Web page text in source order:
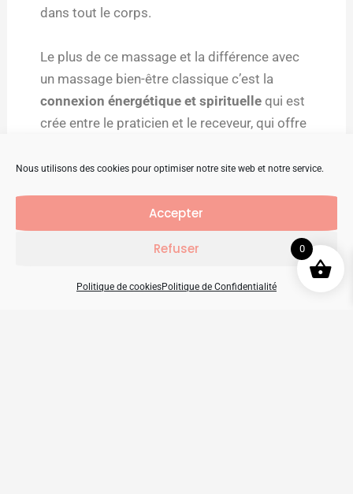
Nous utilisons des cookies pour optimiser notre site web et notre service.
Accepter
Refuser
Politique de cookiesPolitique de Confidentialité
dans tout le corps.
Le plus de ce massage et la différence avec
un massage bien-être classique c’est la
connexion énergétique et spirituelle qui est
crée entre le praticien et le receveur, qui offre
meilleure connaissance de Soiet vers un
De plus lesbienfaitsdu soin durerontplus
avec le massage énergétique. 0